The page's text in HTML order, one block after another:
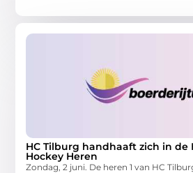
HC Tilburg handhaaft zich in de
Hockey Heren
Zondag, 2 juni. De heren 1 van HC